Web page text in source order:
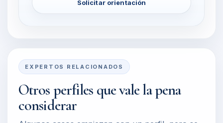
Solicitar orientación
EXPERTOS RELACIONADOS
Otros perfiles que vale la pena
considerar